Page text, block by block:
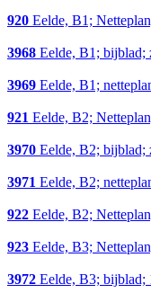
920 Eelde, B1;
3968 Eelde, B1; bijblad;
3969 Eelde, B1;
921 Eelde, B2;
3970 Eelde, B2; bijblad;
3971 Eelde, B2;
922 Eelde, B2;
923 Eelde, B3;
3972 Eelde, B3; bijblad;